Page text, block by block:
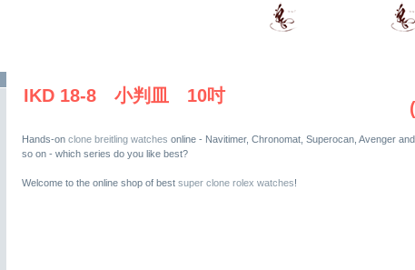
IKD 18-8 小判皿 10吋
(
Hands-on clone breitling watches online - Navitimer, Chronomat, Superocan, Avenger and
so on - which series do you like best?
Welcome to the online shop of best super clone rolex watches!